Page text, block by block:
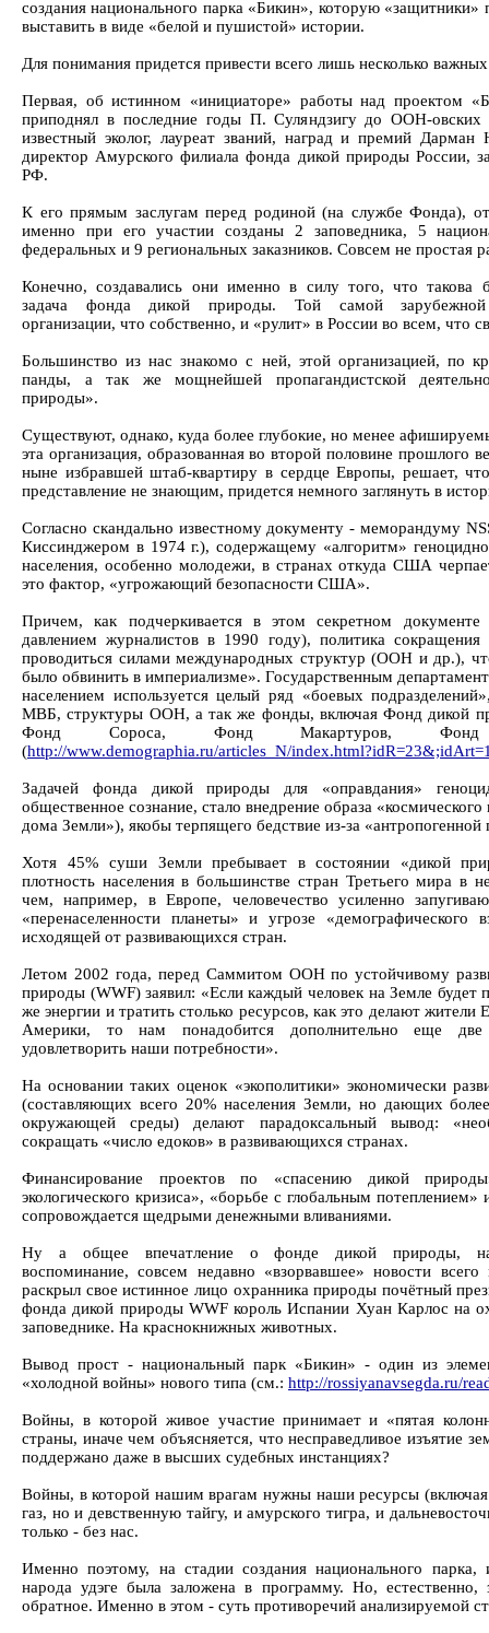
создания национального парка «Бикин», которую
выставить в виде «белой и пушистой» истории.
Для понимания придется привести всего лишь несколько
Первая, об истинном «инициаторе» работы над проектом
приподнял в последние годы П. Суляндзигу до ООН-овских
известный эколог, лауреат званий, наград и премий
директор Амурского филиала фонда дикой природы России,
РФ.
К его прямым заслугам перед родиной (на службе Фонда),
именно при его участии созданы 2 заповедника, 5
федеральных и 9 региональных заказников. Совсем не простая
Конечно, создавались они именно в силу того, что такова
задача фонда дикой природы. Той самой зарубежной
организации, что собственно, и «рулит» в России во всем, что
Большинство из нас знакомо с ней, этой организацией, по
панды, а так же мощнейшей пропагандистской
природы».
Существуют, однако, куда более глубокие, но менее
эта организация, образованная во второй половине прошлого
ныне избравшей штаб-квартиру в сердце Европы, решает,
представление не знающим, придется немного заглянуть в
Согласно скандально известному документу - меморандуму
Киссинджером в 1974 г.), содержащему «алгоритм»
населения, особенно молодежи, в странах откуда США
это фактор, «угрожающий безопасности США».
Причем, как подчеркивается в этом секретном документе
давлением журналистов в 1990 году), политика сокращения
проводиться силами международных структур (ООН и др.),
было обвинить в империализме». Государственным
населением используется целый ряд «боевых
МВБ, структуры ООН, а так же фонды, включая Фонд дикой
Фонд Сороса, Фонд Макартуров, Фонд
(http://www.demographia.ru/articles_N/
Задачей фонда дикой природы для «оправдания»
общественное сознание, стало внедрение образа
дома Земли»), якобы терпящего бедствие из-за «антропогенной
Хотя 45% суши Земли пребывает в состоянии «дикой
плотность населения в большинстве стран Третьего мира в
чем, например, в Европе, человечество усиленно
«перенаселенности планеты» и угрозе «демографического
исходящей от развивающихся стран.
Летом 2002 года, перед Саммитом ООН по устойчивому
природы (WWF) заявил: «Если каждый человек на Земле будет
же энергии и тратить столько ресурсов, как это делают
Америки, то нам понадобится дополнительно еще
удовлетворить наши потребности».
На основании таких оценок «экополитики» экономически
(составляющих всего 20% населения Земли, но дающих
окружающей среды) делают парадоксальный вывод:
сокращать «число едоков» в развивающихся странах.
Финансирование проектов по «спасению дикой
экологического кризиса», «борьбе с глобальным потеплением»
сопровождается щедрыми денежными вливаниями.
Ну а общее впечатление о фонде дикой природы,
воспоминание, совсем недавно «взорвавшее» новости
раскрыл свое истинное лицо охранника природы почётный
фонда дикой природы WWF король Испании Хуан Карлос на
заповеднике. На краснокнижных животных.
Вывод прост - национальный парк «Бикин» - один из
«холодной войны» нового типа (см.: http://rossiyanavsegda.ru/
Войны, в которой живое участие принимает и «пятая
страны, иначе чем объясняется, что несправедливое изъятие
поддержано даже в высших судебных инстанциях?
Войны, в которой нашим врагам нужны наши ресурсы (включая
газ, но и девственную тайгу, и амурского тигра, и
только - без нас.
Именно поэтому, на стадии создания национального парка,
народа удэге была заложена в программу. Но, естественно,
обратное. Именно в этом - суть противоречий анализируемой